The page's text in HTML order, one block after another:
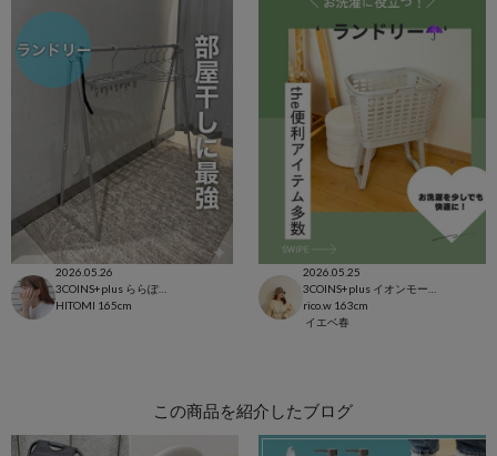
2026.05.26
HITOMI 165cm
2026.05.25
rico.w 163cm
イエベ春
この商品を紹介したブログ